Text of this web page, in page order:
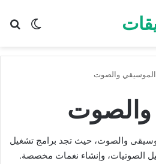
الوضع
الموسيقي والصوت
والصوت
والصوت، حيث تجد برامج تشغيل
الصوتيات، وإنشاء نغمات مخصصة.